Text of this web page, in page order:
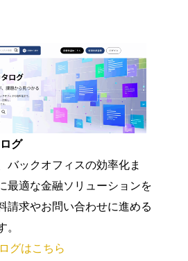
グ
バックオフィスの効率化ま
最適な金融ソリューションを
請求やお問い合わせに進める
グはこちら